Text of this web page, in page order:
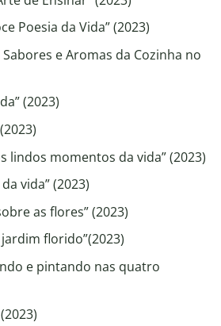
Poesia da Vida” (2023)
Sabores e Aromas da Cozinha no
(2023)
lindos momentos da vida” (2023)
vida” (2023)
as flores” (2023)
florido”(2023)
e pintando nas quatro